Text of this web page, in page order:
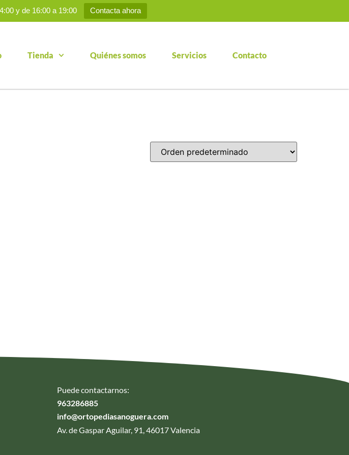
y de 16:00 a 19:00 Contacta ahora
Tienda Quiénes somos Servicios Contacto
Puede contactarnos:
963286885
info@ortopediasanoguera.com
Av. de Gaspar Aguilar, 91, 46017 Valencia